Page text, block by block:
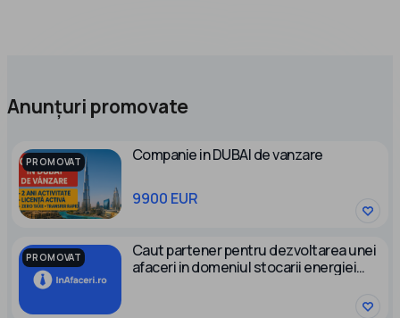
Anunțuri promovate
PROMOVAT Companie in DUBAI de vanzare
9900 EUR
PROMOVAT
Caut partener pentru dezvoltarea unei
afaceri in domeniul stocarii energiei